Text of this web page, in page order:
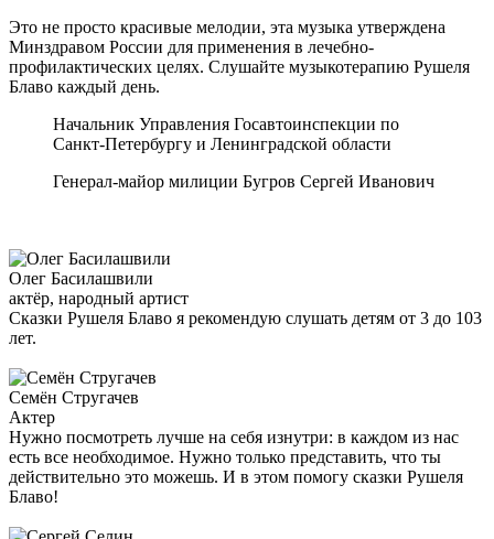
Это не просто красивые мелодии, эта музыка утверждена
Минздравом России для применения в лечебно-
профилактических целях. Слушайте музыкотерапию Рушеля
Блаво каждый день.
Начальник Управления Госавтоинспекции по
Санкт-Петербургу и Ленинградской области
Генерал-майор милиции Бугров Сергей Иванович
Олег Басилашвили
актёр, народный артист
Сказки Рушеля Блаво я рекомендую слушать детям от 3 до 103
лет.
Семён Стругачев
Актер
Нужно посмотреть лучше на себя изнутри: в каждом из нас
есть все необходимое. Нужно только представить, что ты
действительно это можешь. И в этом помогу сказки Рушеля
Блаво!